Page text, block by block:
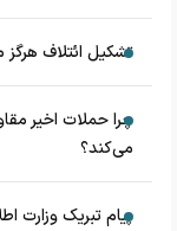
تشکیل ائتلاف
چرا حملات اخیر
می‌کند؟
پیام تبریک وزارت